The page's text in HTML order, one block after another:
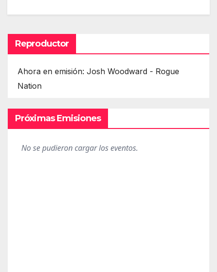
Reproductor
Ahora en emisión: Josh Woodward - Rogue
Nation
Próximas Emisiones